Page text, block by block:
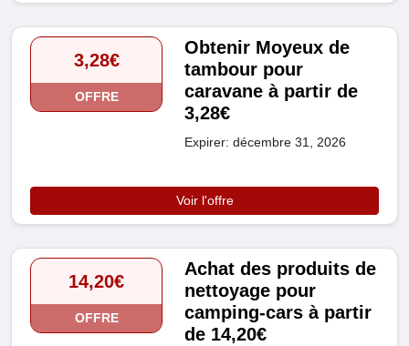
3,28€
OFFRE
Obtenir Moyeux de
tambour pour
caravane à partir de
3,28€
Expirer: décembre 31, 2026
Voir l'offre
14,20€
OFFRE
Achat des produits de
nettoyage pour
camping-cars à partir
de 14,20€